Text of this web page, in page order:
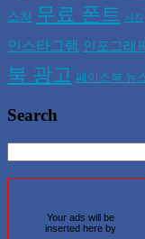
스쳐 무료 폰트 사진
인스타그램 인포그래
북 광고 페이스북 뉴
Search
Your ads will be
inserted here by